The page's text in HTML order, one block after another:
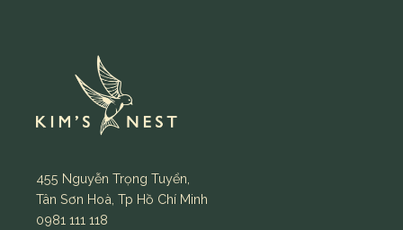
455 Nguyễn Trọng Tuyển,
Tân Sơn Hoà, Tp Hồ Chí Minh
0981 111 118